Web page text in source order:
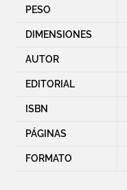
PESO
DIMENSIONES
AUTOR
EDITORIAL
ISBN
PÁGINAS
FORMATO